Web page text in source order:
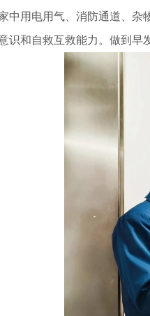
中用电用气、消防通道、
识和自救互救能力。做到